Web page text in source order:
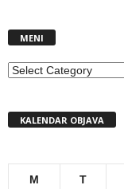
MENI
MENI
KALENDAR OBJAVA
M T